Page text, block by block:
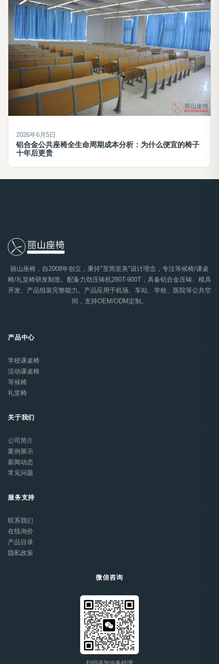
2026年6月5日
铝合金公共座椅全生命周期成本分析：为什么便宜的椅子
十年后更贵
丽山座椅，自2008年创立，秉持"至简至美"设计理念，专注等候椅/课桌
椅/礼堂椅研发制造。配备力劲压铸机280T-900T，具备铝合金压铸、模具
开发、产品组装完整能力。产品应用于机场、车站、学校、医院等公共空
间，支持OEM/ODM定制。
产品中心
学校课桌椅
活动课桌椅
等候椅
礼堂椅
关于我们
公司简介
案例展示
新闻动态
常见问题
服务支持
联系我们
在线询价
产品目录
隐私政策
微信咨询